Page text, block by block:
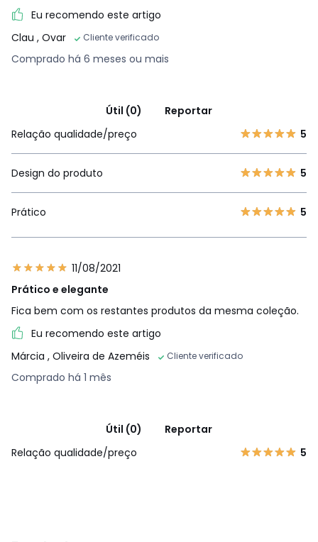
Eu recomendo este artigo
Clau , Ovar Cliente verificado
Comprado há 6 meses ou mais
Útil (0)
Reportar
Relação qualidade/preço
5
Design do produto 5
Prático 5
11/08/2021
Prático e elegante
Fica bem com os restantes produtos da mesma coleção.
Eu recomendo este artigo
Márcia , Oliveira de Azeméis Cliente verificado
Comprado há 1 mês
Útil (0)
Reportar
Relação qualidade/preço
5